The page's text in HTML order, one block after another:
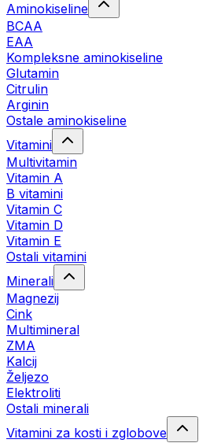
Aminokiseline
BCAA
EAA
Kompleksne aminokiseline
Glutamin
Citrulin
Arginin
Ostale aminokiseline
Vitamini
Multivitamin
Vitamin A
B vitamini
Vitamin C
Vitamin D
Vitamin E
Ostali vitamini
Minerali
Magnezij
Cink
Multimineral
ZMA
Kalcij
Željezo
Elektroliti
Ostali minerali
Vitamini za kosti i zglobove